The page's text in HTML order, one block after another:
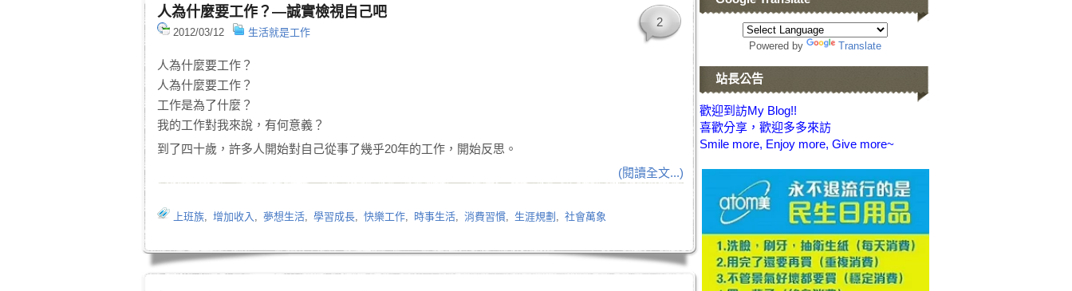
人為什麼要工作？—誠實檢視自己吧
2012/03/12 生活就是工作
2
人為什麼要工作？
人為什麼要工作？
工作是為了什麼？
我的工作對我來說，有何意義？
到了四十歲，許多人開始對自己從事了幾乎20年的工作，開始反思。
(閱讀全文...)
上班族, 增加收入 , 夢想生活, 學習成長, 快樂工作, 時事生活, 消費習慣, 生涯規劃 , 社會萬象
Powered by Translate
站長公告
歡迎到訪My Blog!!
喜歡分享，歡迎多多來訪
Smile more, Enjoy more, Give more~